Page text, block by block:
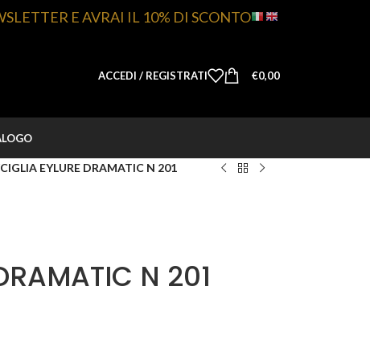
E AVRAI IL 10% DI SCONTO
ACCEDI / REGISTRATI €0,00
CIGLIA EYLURE DRAMATIC N 201
N 201